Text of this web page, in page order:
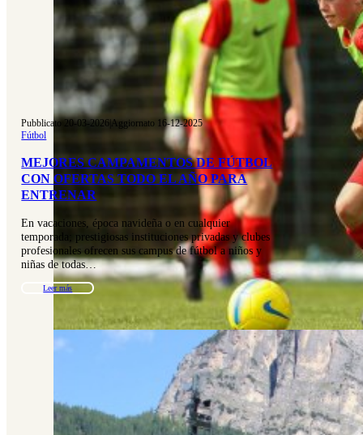
Pubblicato 20-03-2026|Aggiornato 16-12-2025
Fútbol
MEJORES CAMPAMENTOS DE FÚTBOL
CON OFERTAS TODO EL AÑO PARA
ENTRENAR
En vacaciones, época navideña o en cualquier
temporada; prestigiosas instituciones privadas y clubes
profesionales ofrecen sus campus de fútbol a niños y
niñas de todas…
Leer más